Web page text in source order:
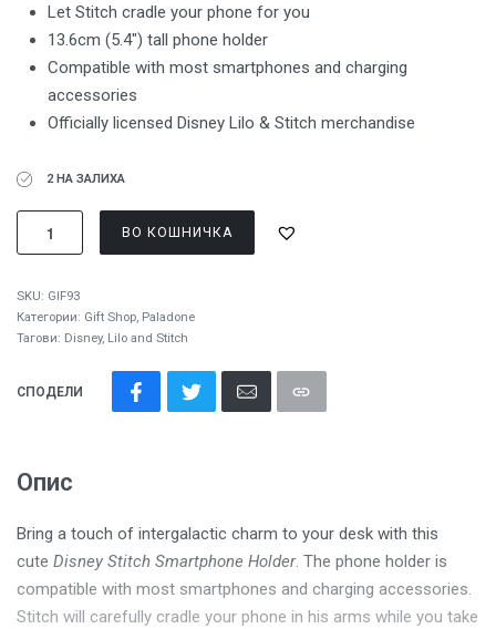
Let Stitch cradle your phone for you
13.6cm (5.4″) tall phone holder
Compatible with most smartphones and charging
accessories
Officially licensed Disney Lilo & Stitch merchandise
2 НА ЗАЛИХА
ВО КОШНИЧКА
SKU: GIF93
Категории: Gift Shop, Paladone
Тагови: Disney, Lilo and Stitch
СПОДЕЛИ
Опис
Bring a touch of intergalactic charm to your desk with this
cute Disney Stitch Smartphone Holder. The phone holder is
compatible with most smartphones and charging accessories.
Stitch will carefully cradle your phone in his arms while you take